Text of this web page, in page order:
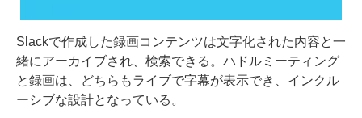
Slackで作成した録画コンテンツは文字化された内容と一
緒にアーカイブされ、検索できる。ハドルミーティング
と録画は、どちらもライブで字幕が表示でき、インクル
ーシブな設計となっている。